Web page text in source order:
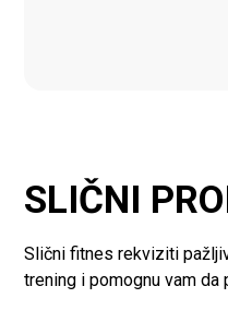
SLIČNI
Slični fitnes rekviziti
trening i pomognu vam